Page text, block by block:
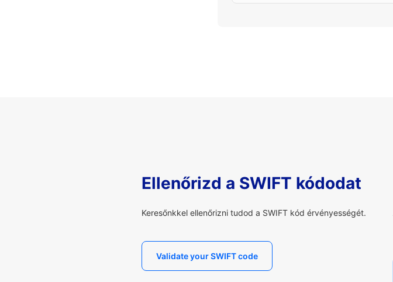
Ellenőrizd a SWIFT kódodat
Keresőnkkel ellenőrizni tudod a SWIFT kód érvényességét.
Validate your SWIFT code